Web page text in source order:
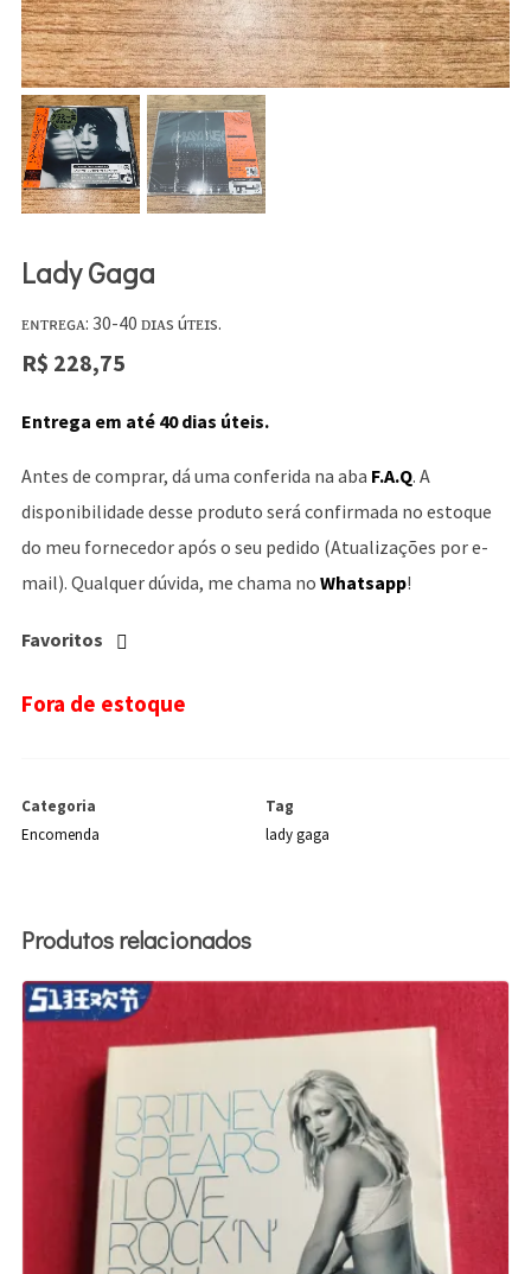
Lady Gaga
ᴇɴᴛʀᴇɢᴀ: 30-40 ᴅɪᴀs úᴛᴇɪs.
R$ 228,75
Entrega em até 40 dias úteis.
Antes de comprar, dá uma conferida na aba F.A.Q. A
disponibilidade desse produto será confirmada no estoque
do meu fornecedor após o seu pedido (Atualizações por e-
mail). Qualquer dúvida, me chama no Whatsapp!
Favoritos
Fora de estoque
Categoria
Encomenda
Tag
lady gaga
Produtos relacionados